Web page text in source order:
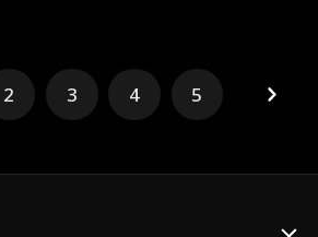
Итана — нынешний директор
ли правда о том, что Итан
Америки?
2 3 4 5